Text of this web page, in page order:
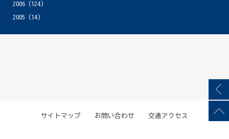
2006(124)
2005 (14)
サイトマップ お問い合わせ 交通アクセス